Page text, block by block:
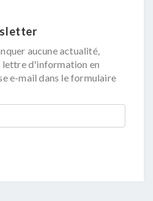
aucune actualité,
lettre d'information en
e-mail dans le formulaire